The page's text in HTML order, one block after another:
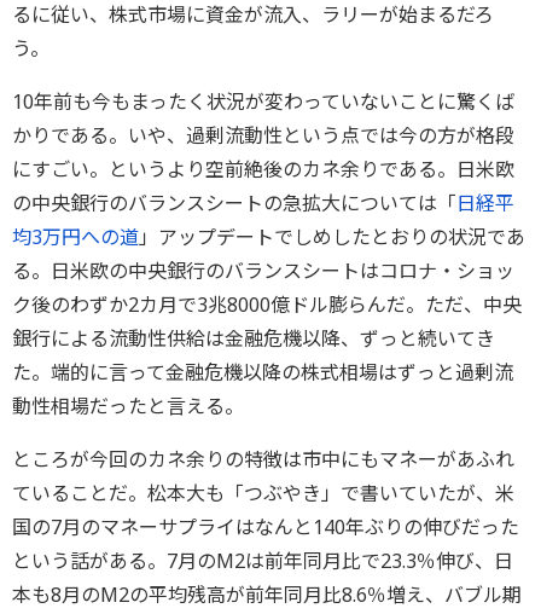
るに従い、株式市場に資金が流入、ラリーが始まるだろ
う。
10年前も今もまったく状況が変わっていないことに驚くば
かりである。いや、過剰流動性という点では今の方が格段
にすごい。というより空前絶後のカネ余りである。日米欧
の中央銀行のバランスシートの急拡大については「日経平
均3万円への道」アップデートでしめしたとおりの状況であ
る。日米欧の中央銀行のバランスシートはコロナ・ショッ
ク後のわずか2カ月で3兆8000億ドル膨らんだ。ただ、中央
銀行による流動性供給は金融危機以降、ずっと続いてき
た。端的に言って金融危機以降の株式相場はずっと過剰流
動性相場だったと言える。
ところが今回のカネ余りの特徴は市中にもマネーがあふれ
ていることだ。松本大も「つぶやき」で書いていたが、米
国の7月のマネーサプライはなんと140年ぶりの伸びだった
という話がある。7月のM2は前年同月比で23.3％伸び、日
本も8月のM2の平均残高が前年同月比8.6％増え、バブル期